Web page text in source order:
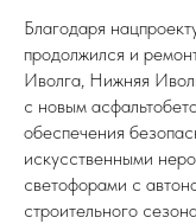
Благодаря
продолжился и
Иволга, Нижняя
с новым
обеспечения
искусственными
светофорами с
строительного